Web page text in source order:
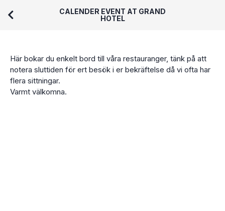
CALENDER EVENT AT GRAND
HOTEL
Här bokar du enkelt bord till våra restauranger, tänk på att
notera sluttiden för ert besök i er bekräftelse då vi ofta har
flera sittningar.
Varmt välkomna.